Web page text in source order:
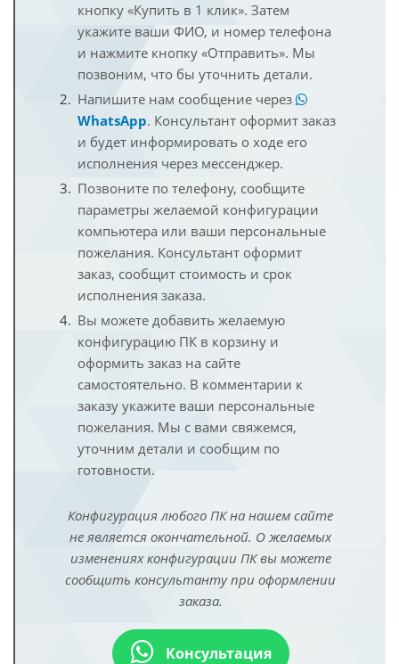
кнопку «Купить в 1 клик». Затем
укажите ваши ФИО, и номер телефона
и нажмите кнопку «Отправить». Мы
позвоним, что бы уточнить детали.
Напишите нам сообщение через
WhatsApp. Консультант оформит заказ
и будет информировать о ходе его
исполнения через мессенджер.
Позвоните по телефону, сообщите
параметры желаемой конфигурации
компьютера или ваши персональные
пожелания. Консультант оформит
заказ, сообщит стоимость и срок
исполнения заказа.
Вы можете добавить желаемую
конфигурацию ПК в корзину и
оформить заказ на сайте
самостоятельно. В комментарии к
заказу укажите ваши персональные
пожелания. Мы с вами свяжемся,
уточним детали и сообщим по
готовности.
Конфигурация любого ПК на нашем сайте
не является окончательной. О желаемых
изменениях конфигурации ПК вы можете
сообщить консультанту при оформлении
заказа.
Консультация